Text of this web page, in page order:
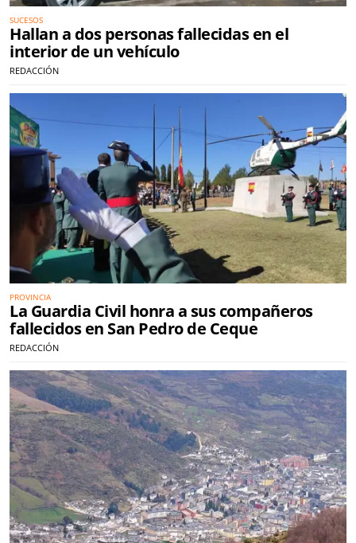
SUCESOS
Hallan a dos personas fallecidas en el
interior de un vehículo
REDACCIÓN
PROVINCIA
La Guardia Civil honra a sus compañeros
fallecidos en San Pedro de Ceque
REDACCIÓN